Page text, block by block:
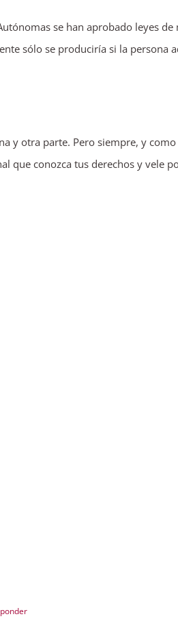
se han aprobado leyes
sólo se produciría si la persona
y otra parte. Pero siempre, y
que conozca tus derechos y vele